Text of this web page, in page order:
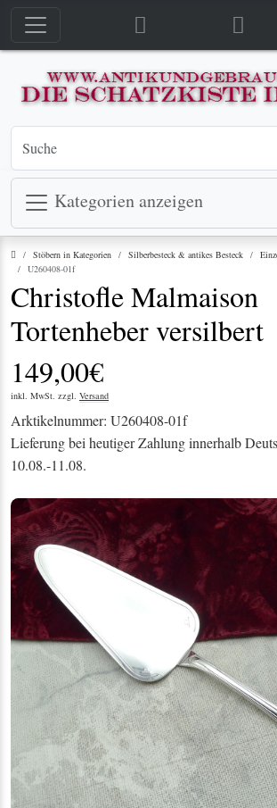
Kategorien anzeigen
StartseiteStöbern in Kategorien Silberbesteck & antikes Besteck
U260408-01f
Christofle Malmaison
Tortenheber versilbert
149,00€
inkl. MwSt. zzgl. Versand
Arktikelnummer: U260408-01f
Lieferung bei heutiger Zahlung innerhalb
10.08.-11.08.
jetzt in den Warenkorb
jetzt in den Warenkorb